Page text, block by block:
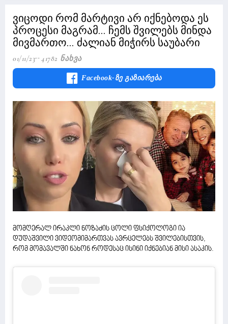
ვიცოდი რომ მარტივი არ იქნებოდა ეს
პროცესი მაგრამ... ჩემს შვილებს მინდა
მივმართო... ძალიან მიჭირს საუბარი
01/11/23 41782 Ნახვა
Facebook-Ზე Გაზიარება
მომღერალ ირაკლი ნოზაძის ცოლი ფსიქოლოგი ია
დუდაშვილი ვიდეომიმართვას ავრცელებს შვილებისთვის,
რომ მომავალში ნახონ როდესაც ისინი იქნებიან მისი ასაკის.